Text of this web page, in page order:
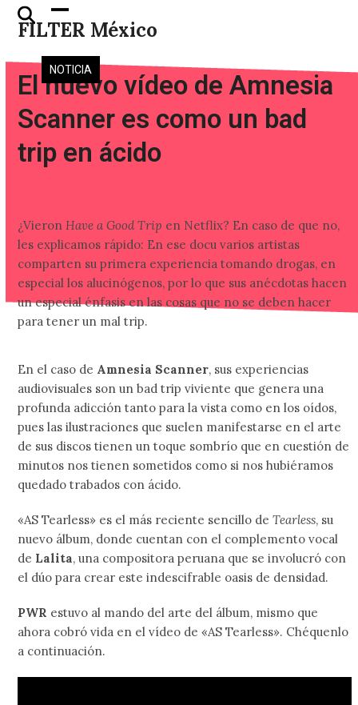
Skip
FILTER México
Open
mobile
menu
Close
mobile
menu
NOTICIA
El nuevo vídeo de Amnesia
Scanner es como un bad
trip en ácido
¿VieronHave a Good Trip en Netflix? En caso de que no,
les explicamos rápido: En ese docu varios artistas
comparten su primera experiencia tomando drogas, en
especial los alucinógenos, por lo que sus anécdotas hacen
un especial énfasis en las cosas que no se deben hacer
para tener un mal trip.
En el caso de Amnesia Scanner, sus experiencias
audiovisuales son un bad trip viviente que genera una
profunda adicción tanto para la vista como en los oídos,
pues las ilustraciones que suelen manifestarse en el arte
de sus discos tienen un toque sombrío que en cuestión de
minutos nos tienen sometidos como si nos hubiéramos
quedado trabados con ácido.
«AS Tearless» es el más reciente sencillo deTearless, su
nuevo álbum, donde cuentan con el complemento vocal
de Lalita, una compositora peruana que se involucró con
el dúo para crear este indescifrable oasis de densidad.
PWR estuvo al mando del arte del álbum, mismo que
ahora cobró vida en el vídeo de «AS Tearless». Chéquenlo
a continuación.